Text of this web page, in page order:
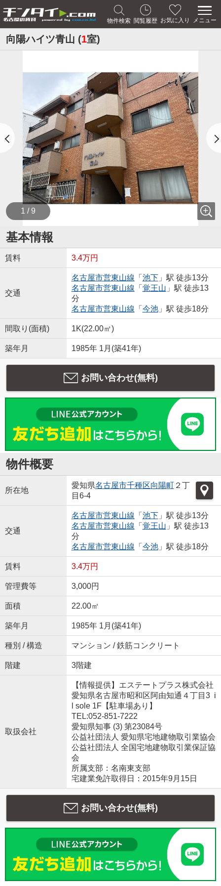
物件検索 閲覧履歴 お気に入り メニュー
向陽ハイツ青山 (1室)
1 / 9
基本情報
賃料 3.4万円
交通
名古屋市営東山線 「 池下」駅 徒歩13分
名古屋市営東山線 「 覚王山 」駅 徒歩13
分
名古屋市営東山線 「 今池」駅 徒歩18分
間取り(面積) 1K(22.00㎡)
築年月 1985年 1月(築41年)
お問い合わせ(無料)
物件概要
所在地
愛知県名古屋市千種区向陽町２丁
目6-4
交通
名古屋市営東山線 「 池下」駅 徒歩13分
名古屋市営東山線 「 覚王山 」駅 徒歩13
分
名古屋市営東山線 「 今池」駅 徒歩18分
賃料 3.4万円
管理費等 3,000円
面積 22.00㎡
築年月 1985年 1月(築41年)
種別 / 構造 マンション / 鉄筋コンクリート
階建 3階建
取扱会社
【情報提供】エステートプラス株式会社
愛知県名古屋市昭和区阿由知通４丁目3 i
l sole 1F【駐車場あり】
TEL:052-851-7222
愛知県知事 (3) 第23084号
公益社団法人 愛知県宅地建物取引業協会
公益社団法人 全国宅地建物取引業保証協
会
所属支部：名南東支部
宅建業免許取得日：2015年9月15日
お問い合わせ(無料)